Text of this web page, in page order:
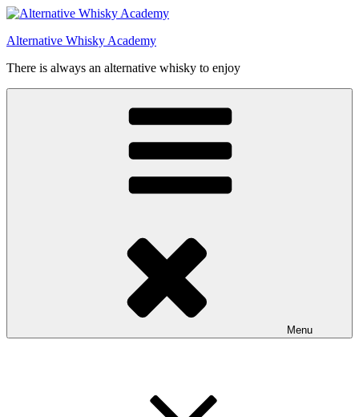
Videre
indhold
Alternative Whisky Academy
There is always an alternative whisky to enjoy
Menu